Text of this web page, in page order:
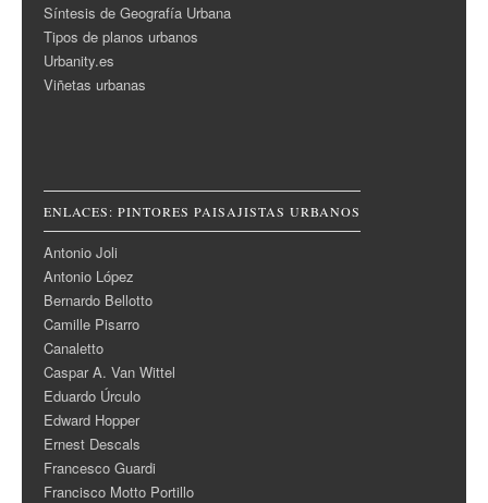
Síntesis de Geografía Urbana
Tipos de planos urbanos
Urbanity.es
Viñetas urbanas
ENLACES: PINTORES PAISAJISTAS URBANOS
Antonio Joli
Antonio López
Bernardo Bellotto
Camille Pisarro
Canaletto
Caspar A. Van Wittel
Eduardo Úrculo
Edward Hopper
Ernest Descals
Francesco Guardi
Francisco Motto Portillo